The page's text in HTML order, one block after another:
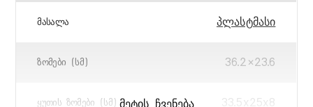
ᲛᲐᲡᲐᲚᲐ პლასტმასი
ᲖᲝᲛᲔᲑᲘ (ᲡᲛ) 36.2×23.6
ᲧᲣᲗᲘᲡ ᲖᲝᲛᲔᲑᲘ (ᲡᲛ) 33.5x25x8
ᲛᲔᲢᲘᲡ ᲩᲕᲔᲜᲔᲑᲐ